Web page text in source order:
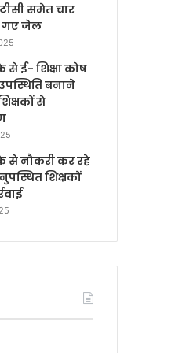
समेत चार
गए जेल
से ई- शिक्षा कोष
बनाने
से
से नौकरी कर रहे
शिक्षकों